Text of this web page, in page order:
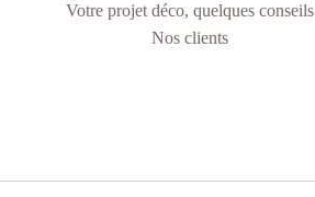
Votre projet déco, quelques conseils
Nos clients